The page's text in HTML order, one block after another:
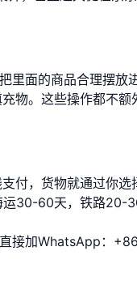
里面的商品合理摆放
物。这些操作都不额
付，货物就通过你选
运30-60天，铁路20-
接加WhatsApp：+86